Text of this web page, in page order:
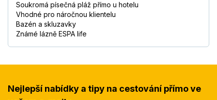
Soukromá písečná pláž přímo u hotelu
Vhodné pro náročnou klientelu
Bazén a skluzavky
Známé lázně ESPA life
Nejlepší nabídky a tipy na cestování přímo ve